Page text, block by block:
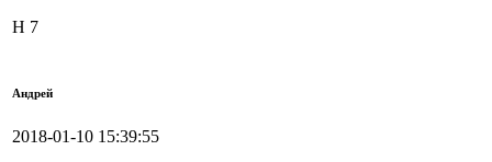
H 7
Андрей
2018-01-10 15:39:55